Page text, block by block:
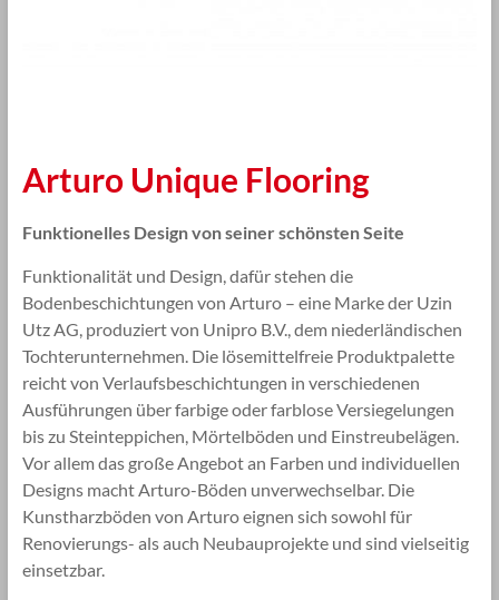
Arturo Unique Flooring
Funktionelles Design von seiner schönsten Seite
Funktionalität und Design, dafür stehen die
Bodenbeschichtungen von Arturo – eine Marke der Uzin
Utz AG, produziert von Unipro B.V., dem niederländischen
Tochterunternehmen. Die lösemittelfreie Produktpalette
reicht von Verlaufsbeschichtungen in verschiedenen
Ausführungen über farbige oder farblose Versiegelungen
bis zu Steinteppichen, Mörtelböden und Einstreubelägen.
Vor allem das große Angebot an Farben und individuellen
Designs macht Arturo-Böden unverwechselbar. Die
Kunstharzböden von Arturo eignen sich sowohl für
Renovierungs- als auch Neubauprojekte und sind vielseitig
einsetzbar.